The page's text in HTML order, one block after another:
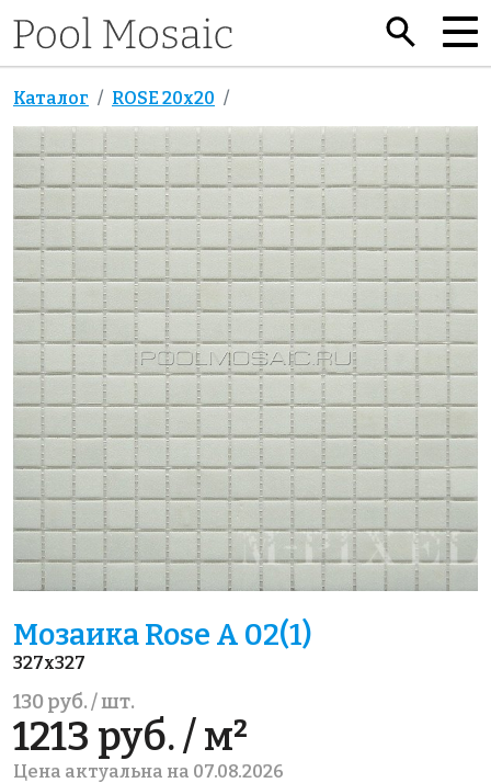
Каталог ROSE 20x20
Мозаика Rose A 02(1)
327x327
130 руб. / шт.
1213 руб. / м²
Цена актуальна на 07.08.2026